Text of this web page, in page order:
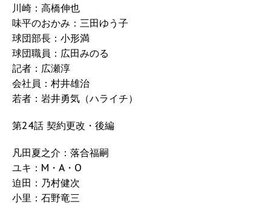
川崎：高橋伸也
味平のおかみ：三田ゆう子
球団部長：小形満
球団職員：広田みのる
記者：広瀬淳
会社員：村井雄治
若者：岩井勇気（ハライチ）
第24話 契約更改・後編
凡田夏之介：落合福嗣
ユキ：M・A・O
迫田：乃村健次
小里：石野竜三